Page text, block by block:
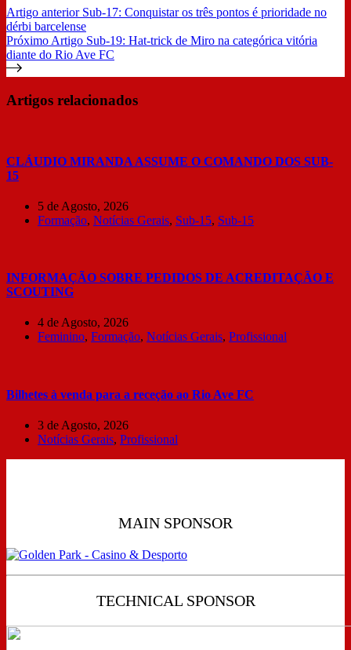
Artigo anterior Sub-17: Conquistar os três pontos é prioridade no
dérbi barcelense
Próximo Artigo Sub-19: Hat-trick de Miro na categórica vitória
diante do Rio Ave FC
Artigos relacionados
CLÁUDIO MIRANDA ASSUME O COMANDO DOS SUB-
15
5 de Agosto, 2026
Formação, Notícias Gerais, Sub-15, Sub-15
INFORMAÇÃO SOBRE PEDIDOS DE ACREDITAÇÃO E
SCOUTING
4 de Agosto, 2026
Feminino, Formação, Notícias Gerais, Profissional
Bilhetes à venda para a receção ao Rio Ave FC
3 de Agosto, 2026
Notícias Gerais, Profissional
MAIN SPONSOR
TECHNICAL SPONSOR